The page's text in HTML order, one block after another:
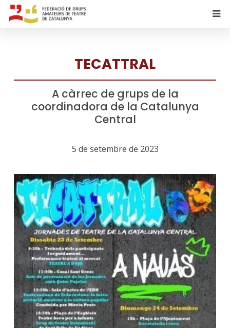
TECATTRAL
A càrrec de grups de la
coordinadora de la Catalunya
Central
5 de setembre de 2023